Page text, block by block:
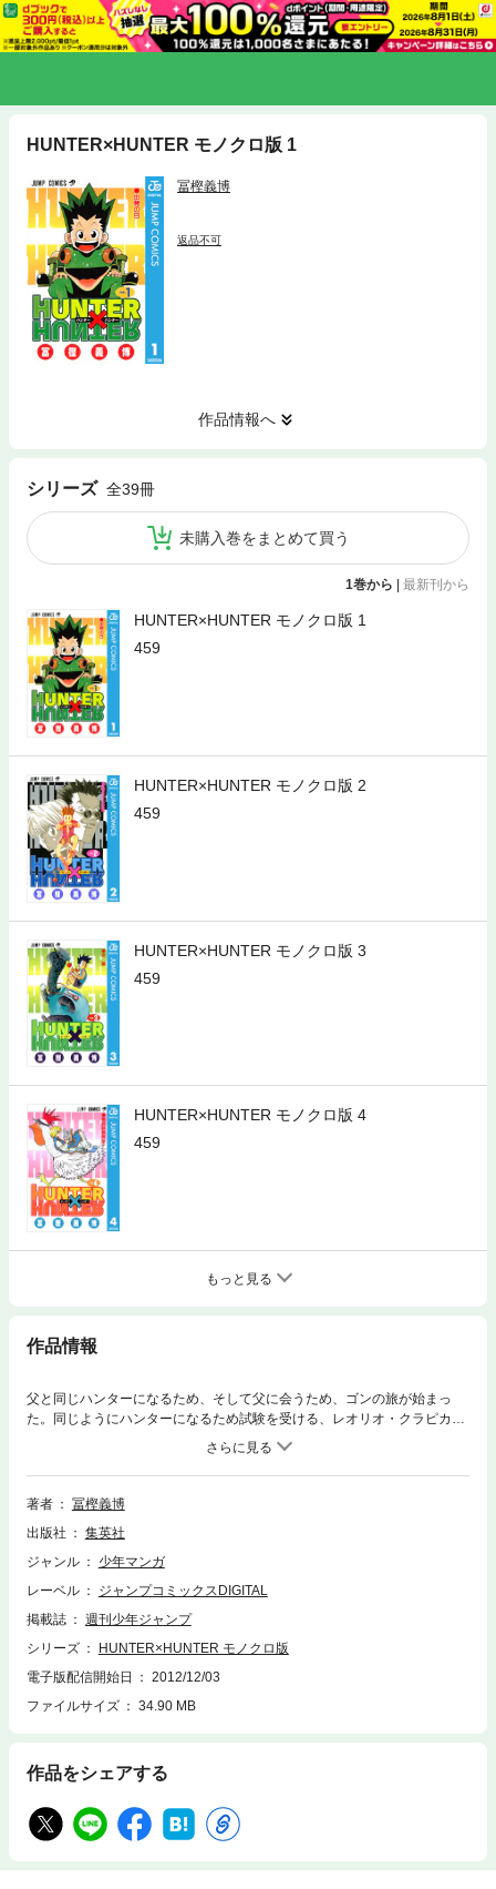
HUNTER×HUNTER モノクロ版 1
冨樫義博
返品不可
作品情報へ
シリーズ 全39冊
未購入巻をまとめて買う
1巻から 最新刊から
HUNTER×HUNTER モノクロ版 1
459
HUNTER×HUNTER モノクロ版 2
459
HUNTER×HUNTER モノクロ版 3
459
HUNTER×HUNTER モノクロ版 4
459
もっと見る
作品情報
父と同じハンターになるため、そして父に会うため、ゴンの旅が始まっ
た。同じようにハンターになるため試験を受ける、レオリオ・クラピカ・
キルアと共に、次々と難関を突破していくが…!?
著者
冨樫義博
出版社
集英社
ジャンル
少年マンガ
レーベル
ジャンプコミックスDIGITAL
掲載誌
週刊少年ジャンプ
シリーズ
HUNTER×HUNTER モノクロ版
電子版配信開始日
2012/12/03
ファイルサイズ
34.90 MB
作品をシェアする